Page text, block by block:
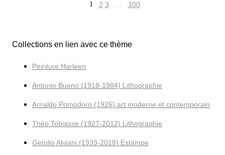
1 2 3 … 100
Collections en lien avec ce thème
Peinture Harleen
Antonio Bueno (1918-1984) Lithographie
Arnaldo Pomodoro (1926) art moderne et contemporain
Théo Tobiasse (1927-2012) Lithographie
Getulio Alviani (1939-2018) Estampe